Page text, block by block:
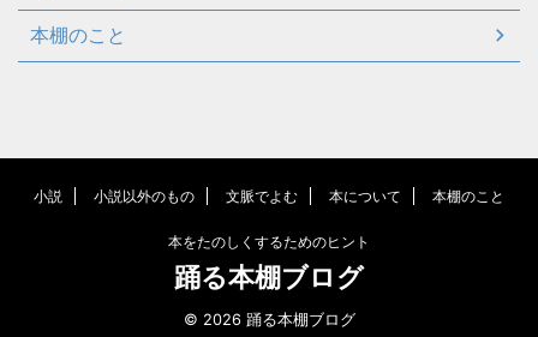
本棚のこと
小説 小説以外のもの 文脈でよむ 本について 本棚のこと
本をたのしくするためのヒント
踊る本棚ブログ
© 2026 踊る本棚ブログ